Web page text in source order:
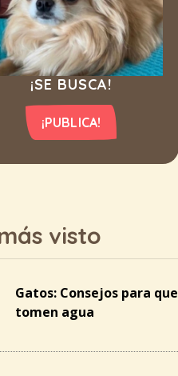
¡SE BUSCA!
¡PUBLICA!
visto
Gatos: Consejos para que
tomen agua